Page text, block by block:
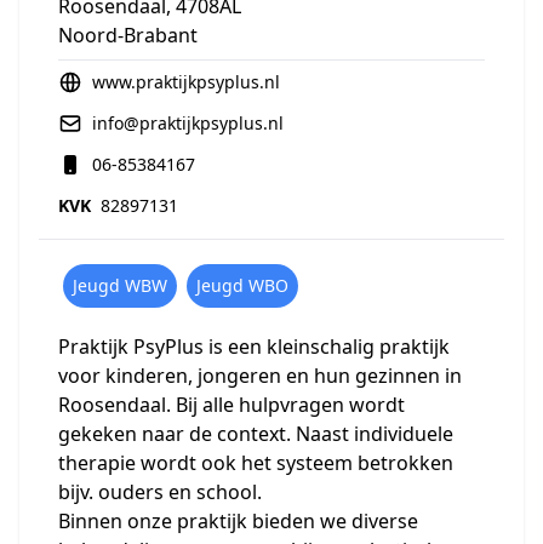
Roosendaal, 4708AL
Noord-Brabant
www.praktijkpsyplus.nl
info@praktijkpsyplus.nl
06-85384167
KVK 82897131
Jeugd WBW Jeugd WBO
Praktijk PsyPlus is een kleinschalig praktijk
voor kinderen, jongeren en hun gezinnen in
Roosendaal. Bij alle hulpvragen wordt
gekeken naar de context. Naast individuele
therapie wordt ook het systeem betrokken
bijv. ouders en school.
Binnen onze praktijk bieden we diverse